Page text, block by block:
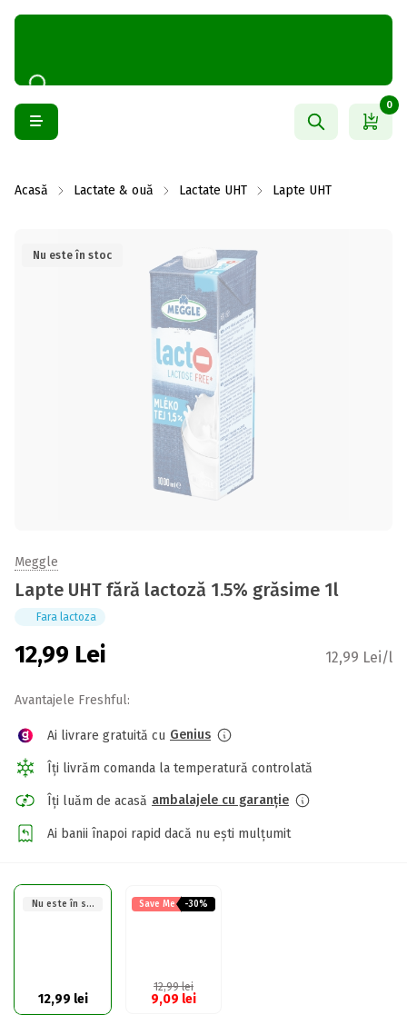
0
Acasă Lactate & ouă Lactate UHT Lapte UHT
Nu este în stoc
Meggle
Lapte UHT fără lactoză 1.5% grăsime 1l
Fara lactoza
12,99 Lei 12,99 Lei/l
Avantajele Freshful:
Ai livrare gratuită cu Genius
Îți livrăm comanda la temperatură controlată
Îți luăm de acasă ambalajele cu garanție
Ai banii înapoi rapid dacă nu ești mulțumit
Nu este în stoc
12,99 lei
Save Me -30%
12,99lei
9,09 lei